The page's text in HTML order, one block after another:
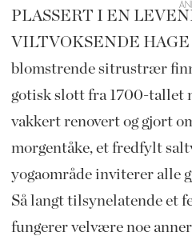
PLASSERT I EN
VILTVOKSENDE HAGE
blomstrende sitrustrær
gotisk slott fra 1700-tallet
vakkert renovert og gjort
morgentåke, et fredfylt
yogaområde inviterer alle
Så langt tilsynelatende et
fungerer velvære noe